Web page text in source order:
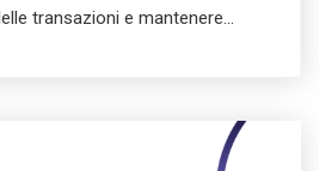
transazioni e mantenere…